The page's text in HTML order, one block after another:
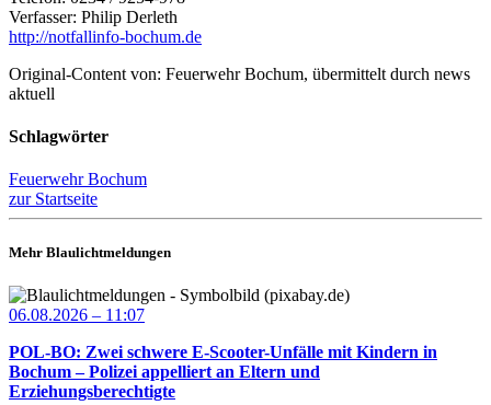
Verfasser: Philip Derleth
http://notfallinfo-bochum.de
Original-Content von: Feuerwehr Bochum, übermittelt durch news
aktuell
Schlagwörter
Feuerwehr Bochum
zur Startseite
Mehr Blaulichtmeldungen
06.08.2026 – 11:07
POL-BO: Zwei schwere E-Scooter-Unfälle mit Kindern in
Bochum – Polizei appelliert an Eltern und
Erziehungsberechtigte